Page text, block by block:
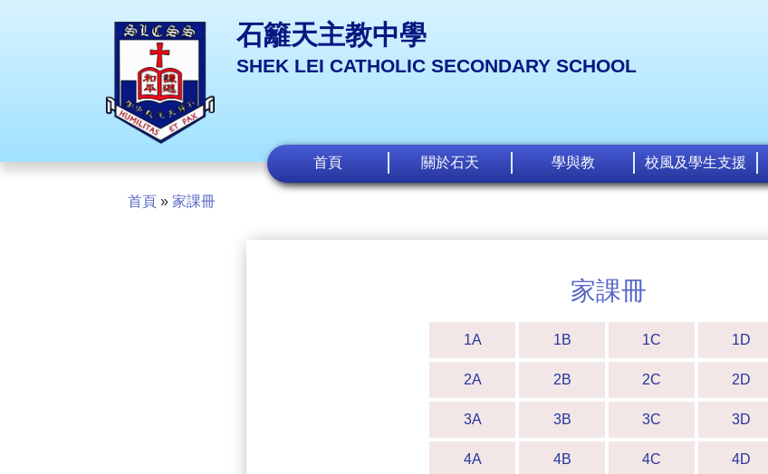
石籬天主教中學
SHEK LEI CATHOLIC SECONDARY SCHOOL
首頁 關於石天 學與教 校風及學生支援
首頁 » 家課冊
家課冊
1A 1B 1C 1D
2A 2B 2C 2D
3A 3B 3C 3D
4A 4B 4C 4D